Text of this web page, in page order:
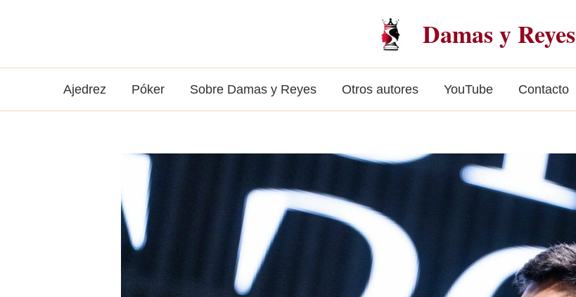
Damas y Reyes
Ajedrez Póker Sobre Damas y Reyes Otros autores YouTube Contacto